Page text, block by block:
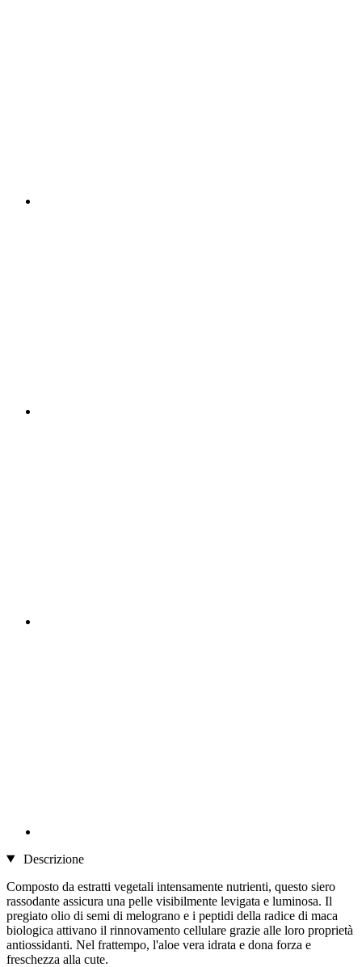
Descrizione
Composto da estratti vegetali intensamente nutrienti, questo siero
rassodante assicura una pelle visibilmente levigata e luminosa. Il
pregiato olio di semi di melograno e i peptidi della radice di maca
biologica attivano il rinnovamento cellulare grazie alle loro proprietà
antiossidanti. Nel frattempo, l'aloe vera idrata e dona forza e
freschezza alla cute.